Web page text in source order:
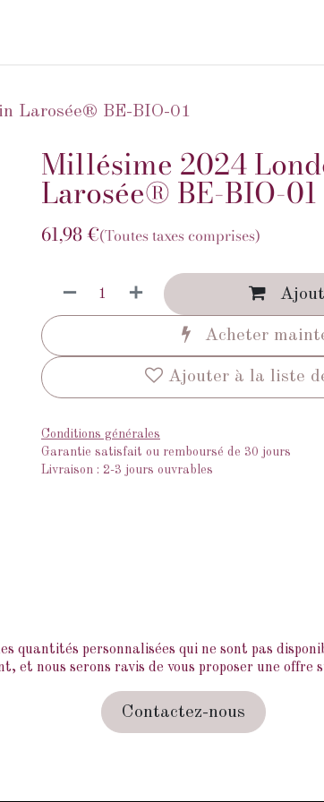
Larosée® BE-BIO-01
Millésime 2024
Larosée® BE-BIO-01
61,98€(Toutes taxes comprises)
Acheter
Ajouter à la liste
Conditions générales
Garantie satisfait ou remboursé de 30 jours
Livraison : 2-3 jours ouvrables
quantités personnalisées qui ne sont pas
et nous serons ravis de vous proposer une offre
Contactez-nous